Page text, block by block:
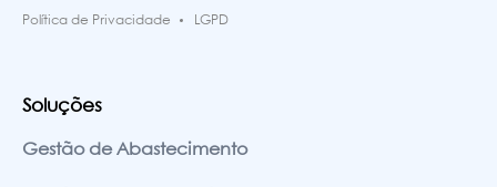
Política de Privacidade LGPD
Soluções
Gestão de Abastecimento